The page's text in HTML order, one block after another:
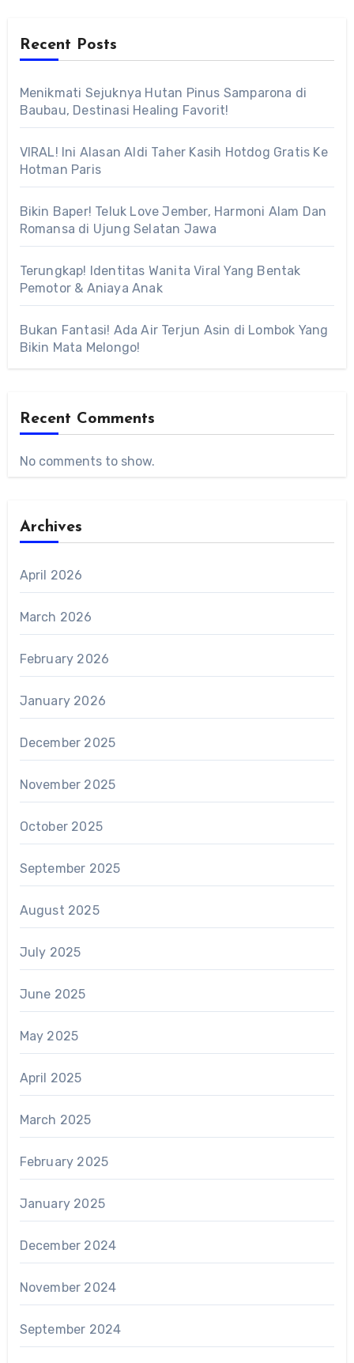
Recent Posts
Menikmati Sejuknya Hutan Pinus Samparona di
Baubau, Destinasi Healing Favorit!
VIRAL! Ini Alasan Aldi Taher Kasih Hotdog Gratis Ke
Hotman Paris
Bikin Baper! Teluk Love Jember, Harmoni Alam Dan
Romansa di Ujung Selatan Jawa
Terungkap! Identitas Wanita Viral Yang Bentak
Pemotor & Aniaya Anak
Bukan Fantasi! Ada Air Terjun Asin di Lombok Yang
Bikin Mata Melongo!
Recent Comments
No comments to show.
Archives
April 2026
March 2026
February 2026
January 2026
December 2025
November 2025
October 2025
September 2025
August 2025
July 2025
June 2025
May 2025
April 2025
March 2025
February 2025
January 2025
December 2024
November 2024
September 2024